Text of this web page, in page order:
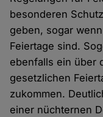
besonderen
geben, sogar
Feiertage sind.
ebenfalls ein über
gesetzlichen
zukommen.
einer nüchternen